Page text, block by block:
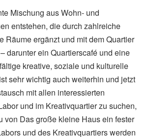
Mischung aus Wohn- und
entstehen, die durch zahlreiche
Räume ergänzt und mit dem Quartier
darunter ein Quartierscafé und eine
kreative, soziale und kulturelle
sehr wichtig auch weiterhin und jetzt
mit allen interessierten
und im Kreativquartier zu suchen,
von Das große kleine Haus ein fester
und des Kreativquartiers werden